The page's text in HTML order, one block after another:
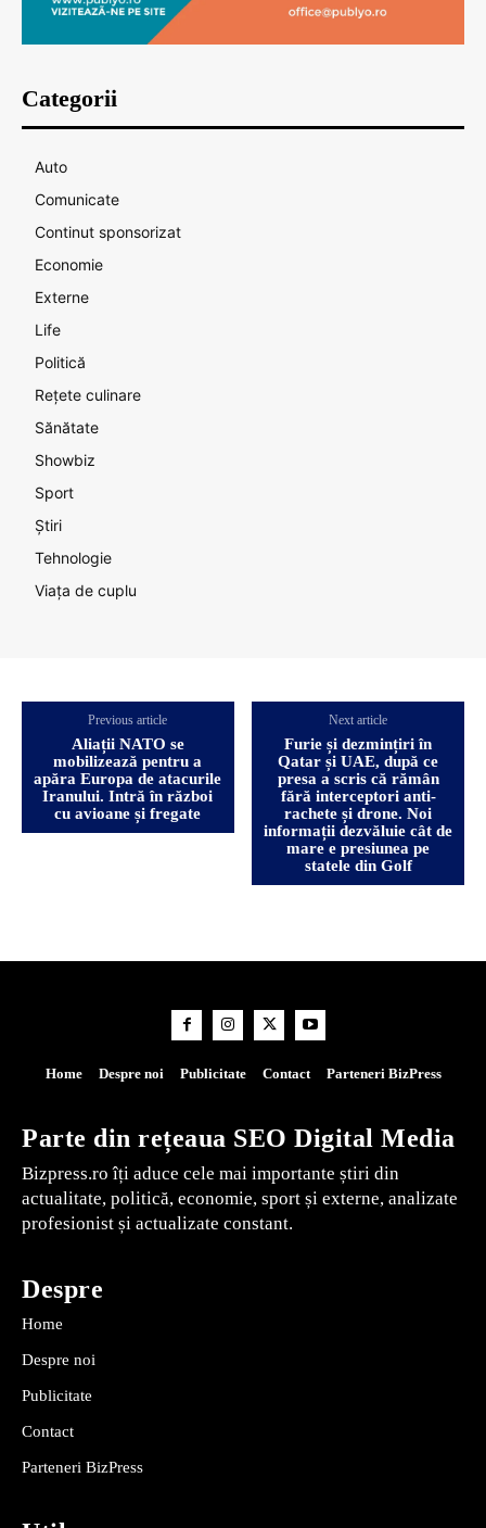
Categorii
Auto
Comunicate
Continut sponsorizat
Economie
Externe
Life
Politică
Rețete culinare
Sănătate
Showbiz
Sport
Știri
Tehnologie
Viața de cuplu
Previous article
Aliații NATO se
mobilizează pentru a
apăra Europa de atacurile
Iranului. Intră în război
cu avioane și fregate
Next article
Furie și dezmințiri în
Qatar și UAE, după ce
presa a scris că rămân
fără interceptori anti-
rachete și drone. Noi
informații dezvăluie cât de
mare e presiunea pe
statele din Golf
Home Despre noi Publicitate Contact Parteneri BizPress
Parte din rețeaua SEO Digital Media
Bizpress.ro îți aduce cele mai importante știri din
actualitate, politică, economie, sport și externe, analizate
profesionist și actualizate constant.
Despre
Home
Despre noi
Publicitate
Contact
Parteneri BizPress